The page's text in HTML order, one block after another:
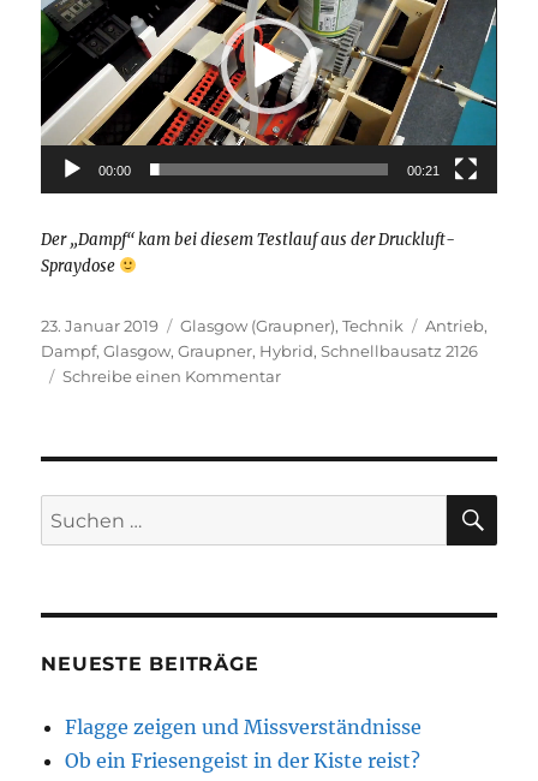
00:00 00:21
Der „Dampf“ kam bei diesem Testlauf aus der Druckluft-
Spraydose
Veröffentlicht
am
23. Januar 2019 Kategorien
Glasgow (Graupner),Technik Schlagwörter
Antrieb,
Dampf,Glasgow,Graupner, Hybrid,Schnellbausatz 2126
Schreibe einen Kommentarzu
Suchen
nach:
NEUESTE BEITRÄGE
Flagge zeigen und Missverständnisse
Ob ein Friesengeist in der Kiste reist?